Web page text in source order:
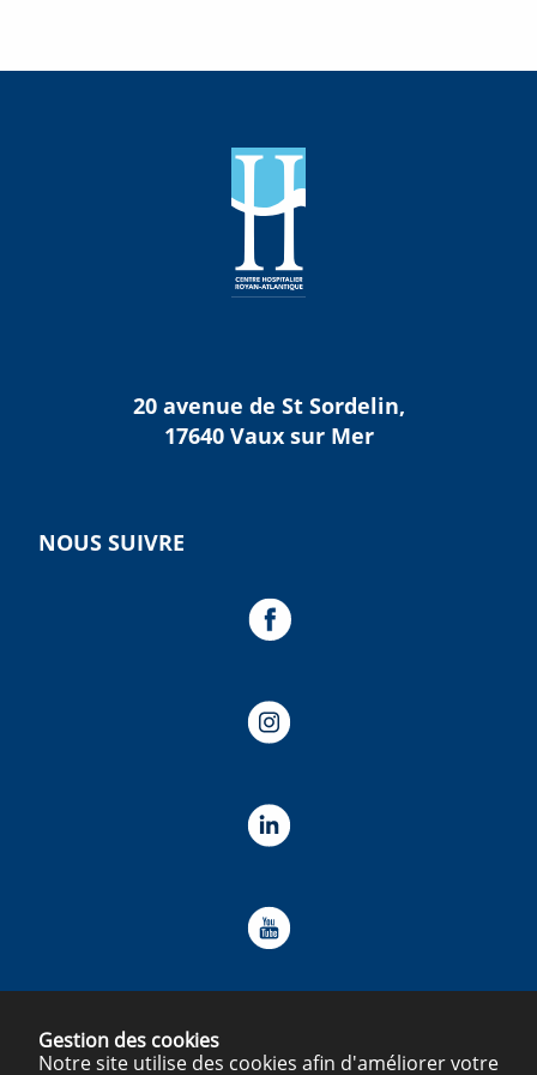
Gestion des cookies
Notre site utilise des cookies afin d'améliorer votre
20 avenue de St Sordelin,
17640 Vaux sur Mer
NOUS SUIVRE